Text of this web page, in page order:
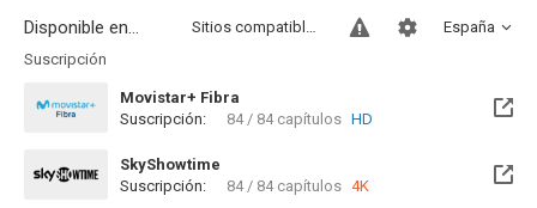
Disponible en... España
Sitios compatibles
Suscripción
Movistar+ Fibra
Disponible hasta el Mié, 30 Dic 2026 (Quedan 4 meses)
Suscripción: 84 / 84 capítulos HD
SkyShowtime
Disponible hasta el Mié, 30 Dic 2026 (Quedan 4 meses)
Suscripción: 84 / 84 capítulos 4K